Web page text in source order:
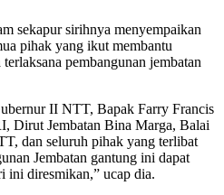
sekapur sirihnya menyempaikan
pihak yang ikut membantu
pembangunan jembatan
II NTT, Bapak Farry Francis
Dirut Jembatan Bina Marga, Balai
dan seluruh pihak yang terlibat
Jembatan gantung ini dapat
ini diresmikan,” ucap dia.